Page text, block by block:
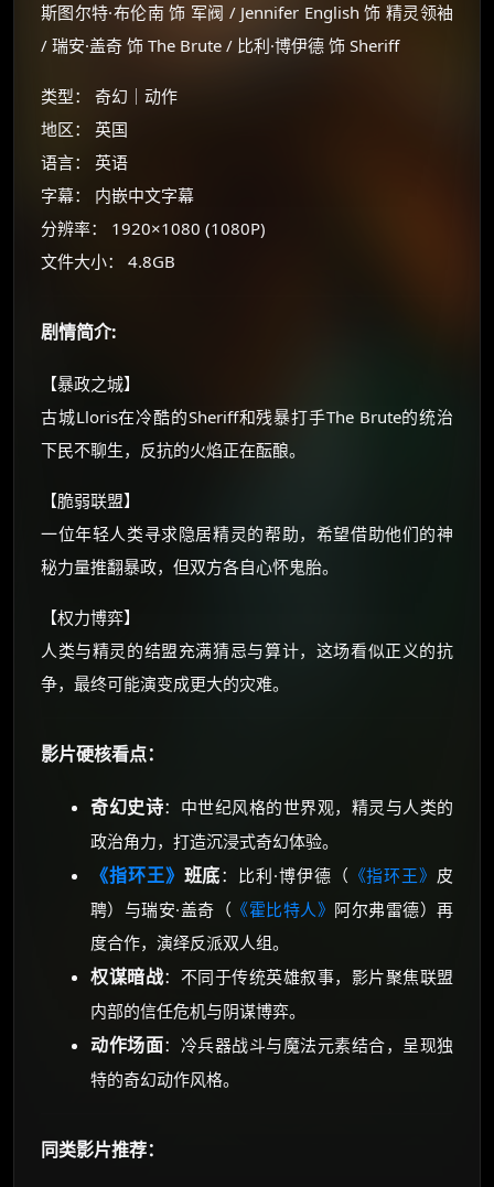
斯图尔特·布伦南 饰 军阀 / Jennifer English 饰 精灵领袖
/ 瑞安·盖奇 饰 The Brute / 比利·博伊德 饰 Sheriff
类型： 奇幻｜动作
地区： 英国
语言： 英语
字幕： 内嵌中文字幕
分辨率： 1920×1080 (1080P)
文件大小： 4.8GB
剧情简介:
【暴政之城】
古城Lloris在冷酷的Sheriff和残暴打手The Brute的统治
下民不聊生，反抗的火焰正在酝酿。
【脆弱联盟】
一位年轻人类寻求隐居精灵的帮助，希望借助他们的神
秘力量推翻暴政，但双方各自心怀鬼胎。
【权力博弈】
人类与精灵的结盟充满猜忌与算计，这场看似正义的抗
争，最终可能演变成更大的灾难。
影片硬核看点：
奇幻史诗：中世纪风格的世界观，精灵与人类的
政治角力，打造沉浸式奇幻体验。
《指环王》 班底：比利·博伊德（ 《指环王》 皮
聘）与瑞安·盖奇（ 《霍比特人》 阿尔弗雷德）再
度合作，演绎反派双人组。
权谋暗战：不同于传统英雄叙事，影片聚焦联盟
内部的信任危机与阴谋博弈。
动作场面：冷兵器战斗与魔法元素结合，呈现独
特的奇幻动作风格。
同类影片推荐：
🧧 福利领取站
⚡ 前往【大淘客】领红包
☕ 海外大侠？通过 Ko-fi 赐茶